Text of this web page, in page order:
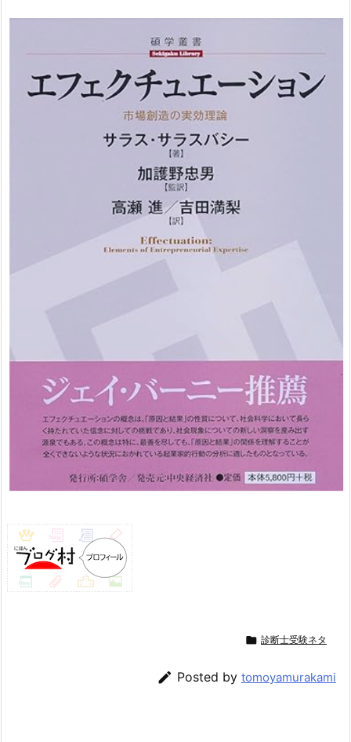
 診断士受験ネタ
 Posted by tomoyamurakami